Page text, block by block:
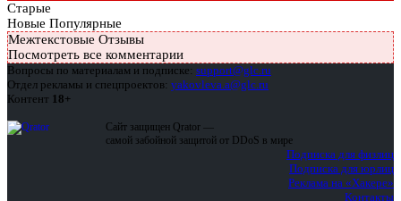
Старые
Новые Популярные
Межтекстовые Отзывы
Посмотреть все комментарии
Вопросы по материалам и подписке: support@glc.ru
Отдел рекламы и спецпроектов: yakovleva.a@glc.ru
Контент 18+
Сайт защищен Qrator —
самой забойной защитой от DDoS в мире
Подписка для физлиц
Подписка для юрлиц
Реклама на «Хакере»
Контакты